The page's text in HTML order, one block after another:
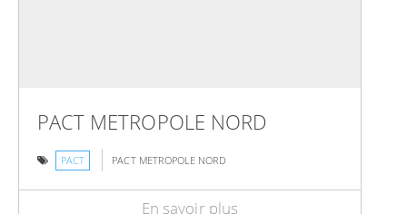
PACT METROPOLE NORD
PACT PACT METROPOLE NORD
En savoir plus